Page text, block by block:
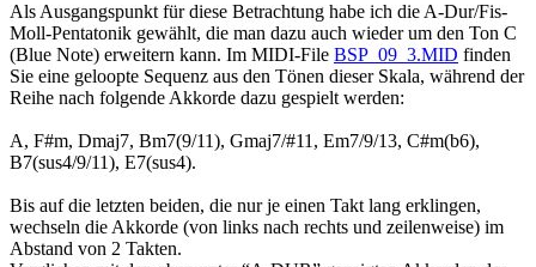
Als Ausgangspunkt für diese Betrachtung habe ich die A-Dur/Fis-
Moll-Pentatonik gewählt, die man dazu auch wieder um den Ton C
(Blue Note) erweitern kann. Im MIDI-File BSP_09_3.MID finden
Sie eine geloopte Sequenz aus den Tönen dieser Skala, während der
Reihe nach folgende Akkorde dazu gespielt werden:
A, F#m, Dmaj7, Bm7(9/11), Gmaj7/#11, Em7/9/13, C#m(b6),
B7(sus4/9/11), E7(sus4).
Bis auf die letzten beiden, die nur je einen Takt lang erklingen,
wechseln die Akkorde (von links nach rechts und zeilenweise) im
Abstand von 2 Takten.